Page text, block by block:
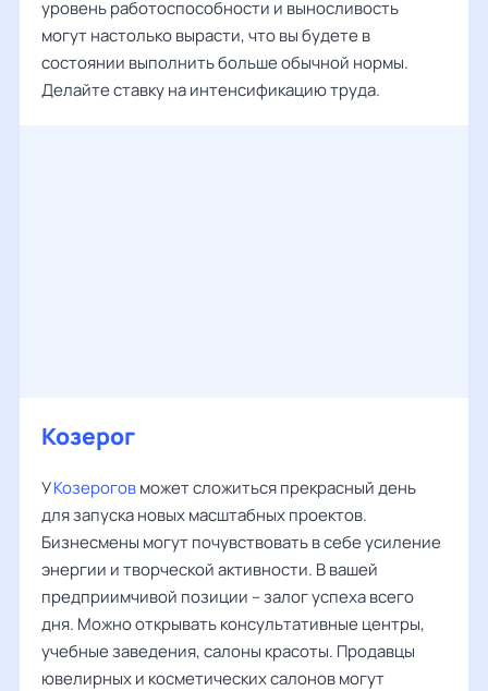
уровень работоспособности и выносливость
могут настолько вырасти, что вы будете в
состоянии выполнить больше обычной нормы.
Делайте ставку на интенсификацию труда.
Козерог
УКозероговможет сложиться прекрасный день
для запуска новых масштабных проектов.
Бизнесмены могут почувствовать в себе усиление
энергии и творческой активности. В вашей
предприимчивой позиции – залог успеха всего
дня. Можно открывать консультативные центры,
учебные заведения, салоны красоты. Продавцы
ювелирных и косметических салонов могут